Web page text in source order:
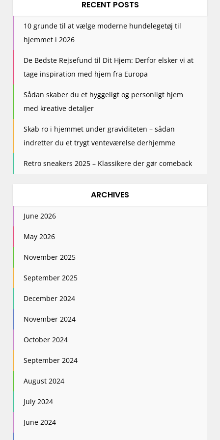
RECENT POSTS
10 grunde til at vælge moderne hundelegetøj til
hjemmet i 2026
De Bedste Rejsefund til Dit Hjem: Derfor elsker vi at
tage inspiration med hjem fra Europa
Sådan skaber du et hyggeligt og personligt hjem
med kreative detaljer
Skab ro i hjemmet under graviditeten – sådan
indretter du et trygt venteværelse derhjemme
Retro sneakers 2025 – Klassikere der gør comeback
ARCHIVES
June 2026
May 2026
November 2025
September 2025
December 2024
November 2024
October 2024
September 2024
August 2024
July 2024
June 2024